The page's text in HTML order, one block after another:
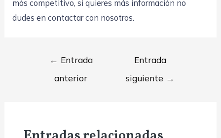
más competitivo, si quieres más información no
dudes en contactar con nosotros.
Navegación
entradas
← Entrada
anterior
Entrada
siguiente →